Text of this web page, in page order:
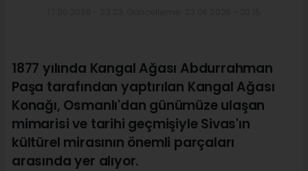
1877 yılında Kangal Ağası Abdurrahman
Paşa tarafından yaptırılan Kangal Ağası
Konağı, Osmanlı'dan günümüze ulaşan
mimarisi ve tarihi geçmişiyle Sivas'ın
kültürel mirasının önemli parçaları
arasında yer alıyor.